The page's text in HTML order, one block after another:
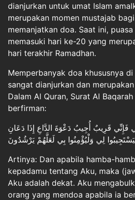
dianjurkan untuk umat Islam
merupakan momen mustajab
memanjatkan doa. Saat ini,
memasuki hari ke-20 yang
hari terakhir Ramadhan.
Memperbanyak doa khususnya di
sangat dianjurkan dan
Dalam Al Quran, Surat Al
berfirman:
فَإِنِّي قَرِيبٌ أُجِيبُ دَعْوَةَ الدَّاعِ إِذَا دَعَانِ
لِي وَلْيُؤْمِنُوا بِي لَعَلَّهُمْ يَرْشُدُونَ
Artinya: Dan apabila hamba-
kepadamu tentang Aku, maka
Aku adalah dekat. Aku
orang yang mendoa apabila ia